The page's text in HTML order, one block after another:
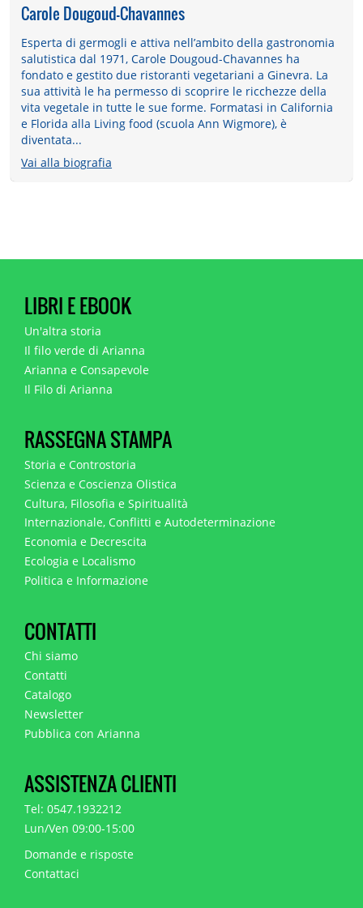
Carole Dougoud-Chavannes
Esperta di germogli e attiva nell’ambito della gastronomia
salutistica dal 1971, Carole Dougoud-Chavannes ha
fondato e gestito due ristoranti vegetariani a Ginevra. La
sua attività le ha permesso di scoprire le ricchezze della
vita vegetale in tutte le sue forme. Formatasi in California
e Florida alla Living food (scuola Ann Wigmore), è
diventata...
Vai alla biografia
LIBRI E EBOOK
Un'altra storia
Il filo verde di Arianna
Arianna e Consapevole
Il Filo di Arianna
RASSEGNA STAMPA
Storia e Controstoria
Scienza e Coscienza Olistica
Cultura, Filosofia e Spiritualità
Internazionale, Conflitti e Autodeterminazione
Economia e Decrescita
Ecologia e Localismo
Politica e Informazione
CONTATTI
Chi siamo
Contatti
Catalogo
Newsletter
Pubblica con Arianna
ASSISTENZA CLIENTI
Tel: 0547.1932212
Lun/Ven 09:00-15:00
Domande e risposte
Contattaci